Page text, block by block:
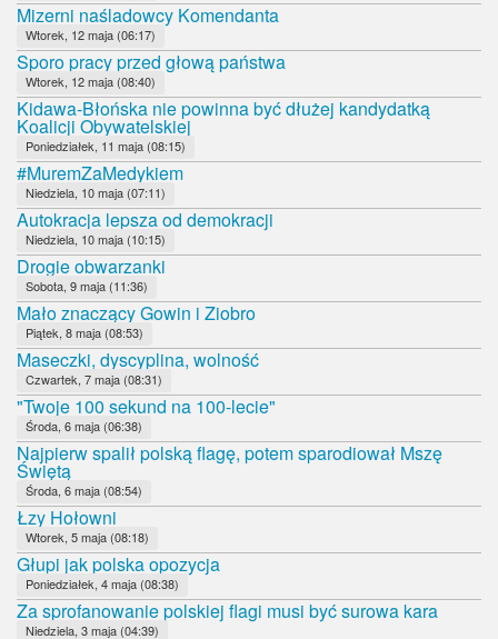
Mizerni naśladowcy Komendanta
Wtorek, 12 maja (06:17)
Sporo pracy przed głową państwa
Wtorek, 12 maja (08:40)
Kidawa-Błońska nie powinna być dłużej kandydatką
Koalicji Obywatelskiej
Poniedziałek, 11 maja (08:15)
#MuremZaMedykiem
Niedziela, 10 maja (07:11)
Autokracja lepsza od demokracji
Niedziela, 10 maja (10:15)
Drogie obwarzanki
Sobota, 9 maja (11:36)
Mało znaczący Gowin i Ziobro
Piątek, 8 maja (08:53)
Maseczki, dyscyplina, wolność
Czwartek, 7 maja (08:31)
"Twoje 100 sekund na 100-lecie"
Środa, 6 maja (06:38)
Najpierw spalił polską flagę, potem sparodiował Mszę
Świętą
Środa, 6 maja (08:54)
Łzy Hołowni
Wtorek, 5 maja (08:18)
Głupi jak polska opozycja
Poniedziałek, 4 maja (08:38)
Za sprofanowanie polskiej flagi musi być surowa kara
Niedziela, 3 maja (04:39)